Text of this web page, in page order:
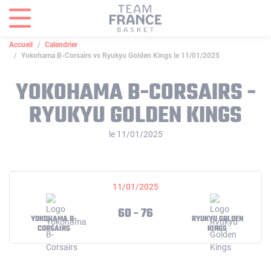
Accueil
Calendrier
Yokohama B-Corsairs vs Ryukyu Golden Kings le 11/01/2025
YOKOHAMA B-CORSAIRS -
RYUKYU GOLDEN KINGS
le 11/01/2025
11/01/2025
YOKOHAMA B-
CORSAIRS
60 - 76
RYUKYU GOLDEN
KINGS
Panneau de gestion des cookies